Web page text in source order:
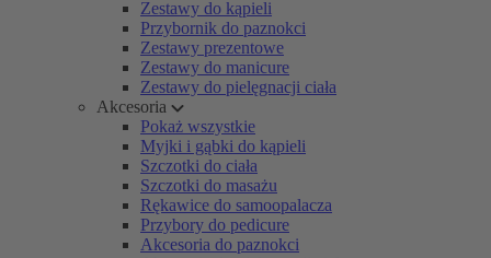
Zestawy do kąpieli
Przybornik do paznokci
Zestawy prezentowe
Zestawy do manicure
Zestawy do pielęgnacji ciała
Akcesoria
Pokaż wszystkie
Myjki i gąbki do kąpieli
Szczotki do ciała
Szczotki do masażu
Rękawice do samoopalacza
Przybory do pedicure
Akcesoria do paznokci